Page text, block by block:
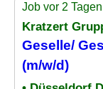
Job vor 2
Kratzert
Geselle/
(m/w/d)